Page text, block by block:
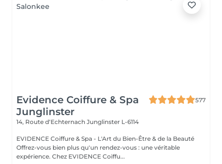
Evidence Coiffure & Spa
Junglinster
577
14, Route d‘Echternach Junglinster L-6114
EVIDENCE Coiffure & Spa - L'Art du Bien-Être & de la Beauté
Offrez-vous bien plus qu'un rendez-vous : une véritable
expérience. Chez EVIDENCE Coiffu...